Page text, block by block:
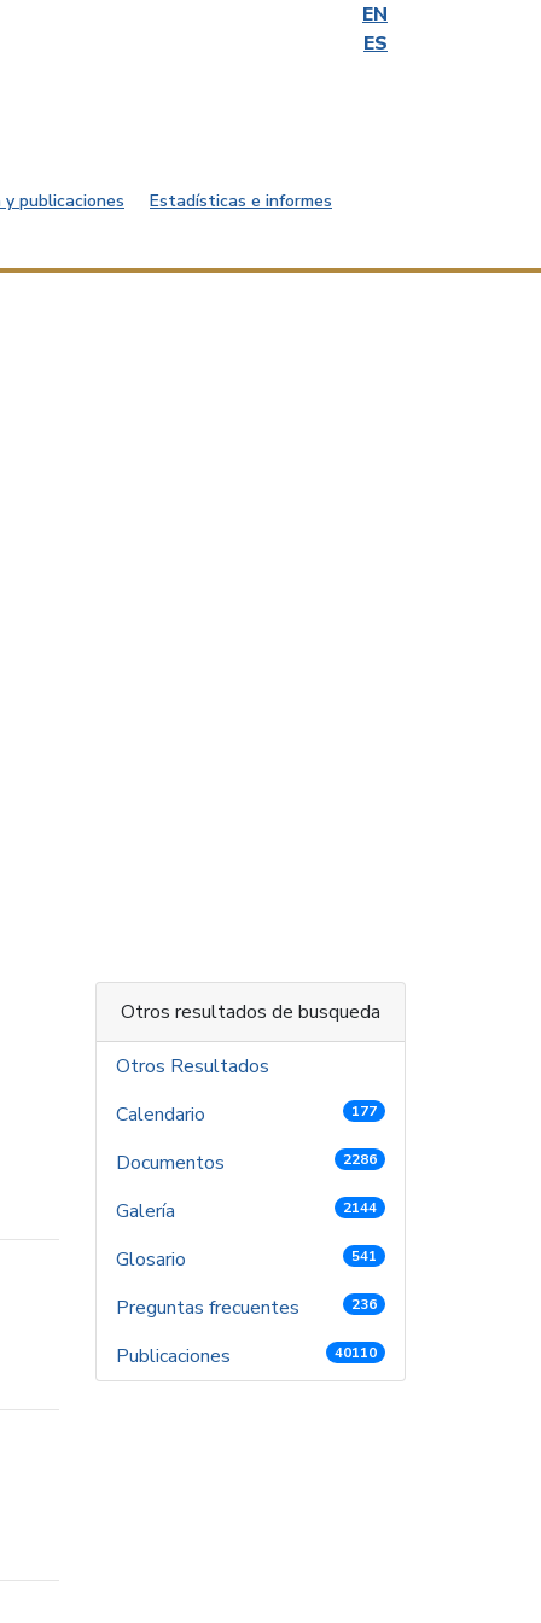
EN
ES
publicaciones Estadísticas e informes
Otros resultados de busqueda
Otros Resultados
Calendario
177
Documentos 2286
Galería 2144
Glosario 541
Preguntas frecuentes 236
Publicaciones 40110